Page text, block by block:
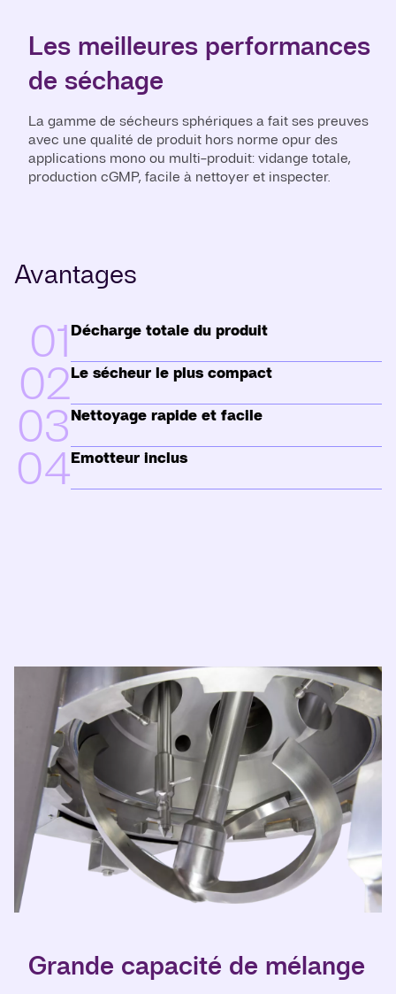
Les meilleures performances
de séchage
La gamme de sécheurs sphériques a fait ses preuves
avec une qualité de produit hors norme opur des
applications mono ou multi-produit: vidange totale,
production cGMP, facile à nettoyer et inspecter.
Avantages
01 Décharge totale du produit
02Le sécheur le plus compact
03Nettoyage rapide et facile
04Emotteur inclus
Grande capacité de mélange